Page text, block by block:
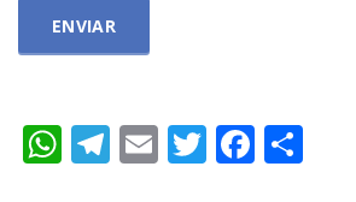
WhatsApp
Telegram
EmailTwitter